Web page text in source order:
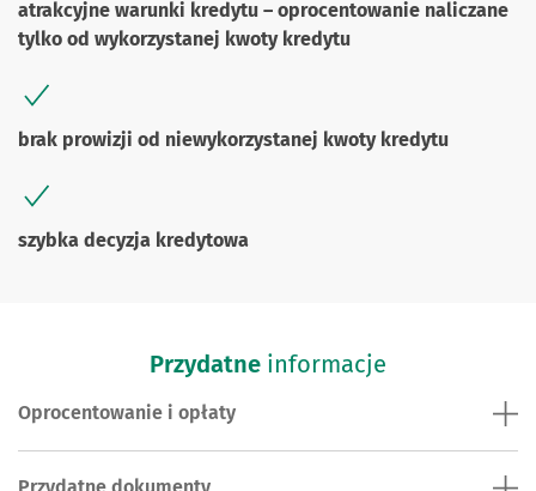
atrakcyjne warunki kredytu – oprocentowanie naliczane
tylko od wykorzystanej kwoty kredytu
brak prowizji od niewykorzystanej kwoty kredytu
szybka decyzja kredytowa
Przydatne informacje
Oprocentowanie i opłaty